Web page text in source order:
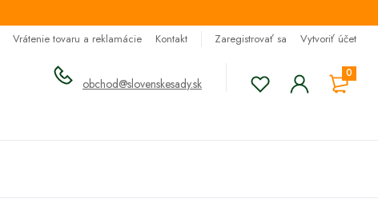
Vrátenie tovaru a reklamácie Kontakt Zaregistrovať sa Vytvoriť účet
0
obchod@slovenskesady.sk